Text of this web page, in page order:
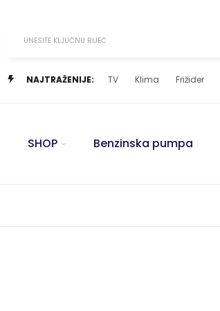
UNESITE KLJUČNU RIJEČ
NAJTRAŽENIJE: TV Klima Frižider
SHOP Benzinska pumpa